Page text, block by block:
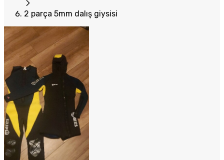
2 parça 5mm dalış giysisi